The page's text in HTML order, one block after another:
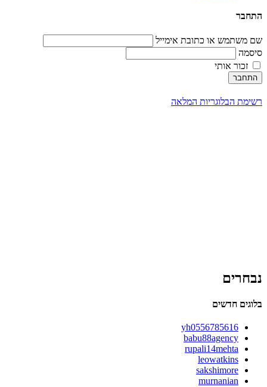
התחבר
שם משתמש או כתובת אימייל
סיסמה
זכור אותי
התחבר
רשימת הבלוגריות המלאה
נבחרים
בלוגים חדשים
yh0556785616
babu88agency
rupali14mehta
leowatkins
sakshimore
murnanian